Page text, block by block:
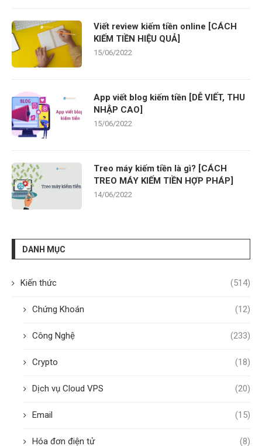
Viết review kiếm tiền online [CÁCH
KIẾM TIỀN HIỆU QUẢ]
15/06/2022
App viết blog kiếm tiền [DỄ VIẾT, THU
NHẬP CAO]
15/06/2022
Treo máy kiếm tiền là gì? [CÁCH
TREO MÁY KIẾM TIỀN HỢP PHÁP]
14/06/2022
DANH MỤC
Kiến thức (514)
Chứng Khoán (12)
Công Nghệ (233)
Crypto (18)
Dịch vụ Cloud VPS (20)
Email (15)
Hóa đơn điện tử (8)